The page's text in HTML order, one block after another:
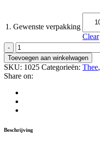
1. Gewenste verpakking
Clear
Darjeeling
quantity
Toevoegen aan winkelwagen
SKU: 1025 Categorieën: Thee,
Share on:
Beschrijving